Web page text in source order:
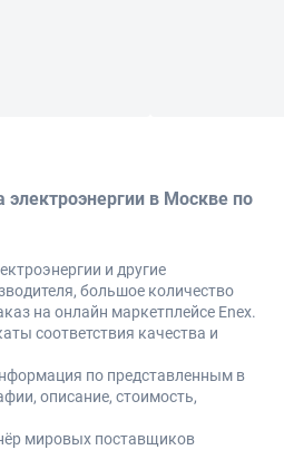
электроэнергии в Москве по
и другие
большое количество
на онлайн маркетплейсе Enex.
соответствия качества и
по представленным в
описание, стоимость,
мировых поставщиков